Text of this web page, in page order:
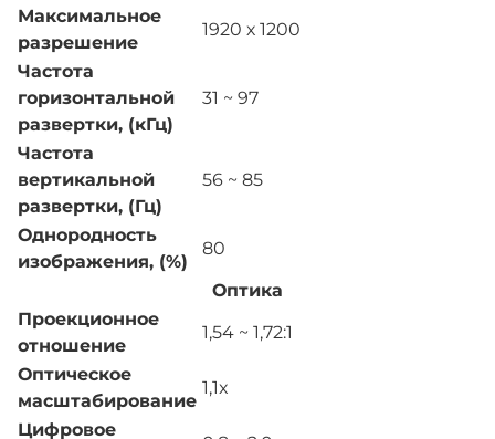
Максимальное
разрешение
1920 х 1200
Частота
горизонтальной
развертки, (кГц)
31 ~ 97
Частота
вертикальной
развертки, (Гц)
56 ~ 85
Однородность
изображения, (%)
80
Оптика
Проекционное
отношение
1,54 ~ 1,72:1
Оптическое
масштабирование
1,1x
Цифровое